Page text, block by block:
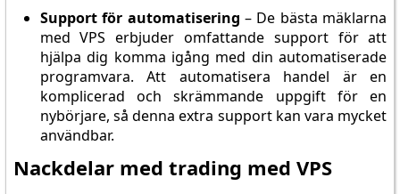
Support för automatisering – De bästa mäklarna
med VPS erbjuder omfattande support för att
hjälpa dig komma igång med din automatiserade
programvara. Att automatisera handel är en
komplicerad och skrämmande uppgift för en
nybörjare, så denna extra support kan vara mycket
användbar.
Nackdelar med trading med VPS